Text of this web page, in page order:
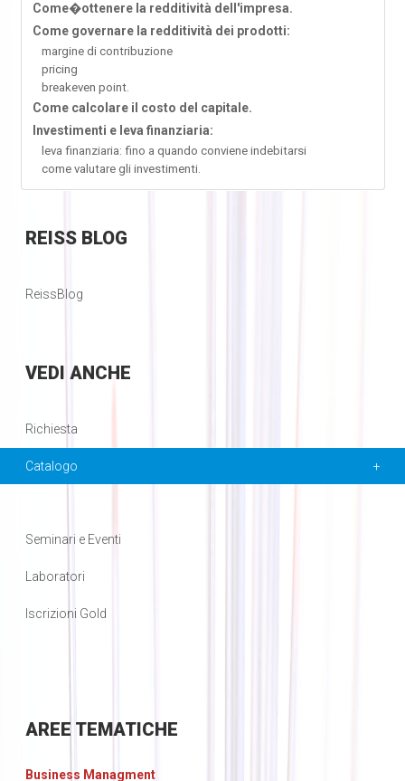
Come�ottenere la redditività dell'impresa.
Come governare la redditività dei prodotti:
margine di contribuzione
pricing
breakeven point.
Come calcolare il costo del capitale.
Investimenti e leva finanziaria:
leva finanziaria: fino a quando conviene indebitarsi
come valutare gli investimenti.
REISSBLOG
ReissBlog
VEDI ANCHE
Richiesta
Catalogo
Seminari e Eventi
Laboratori
Iscrizioni Gold
AREE TEMATICHE
Business Managment